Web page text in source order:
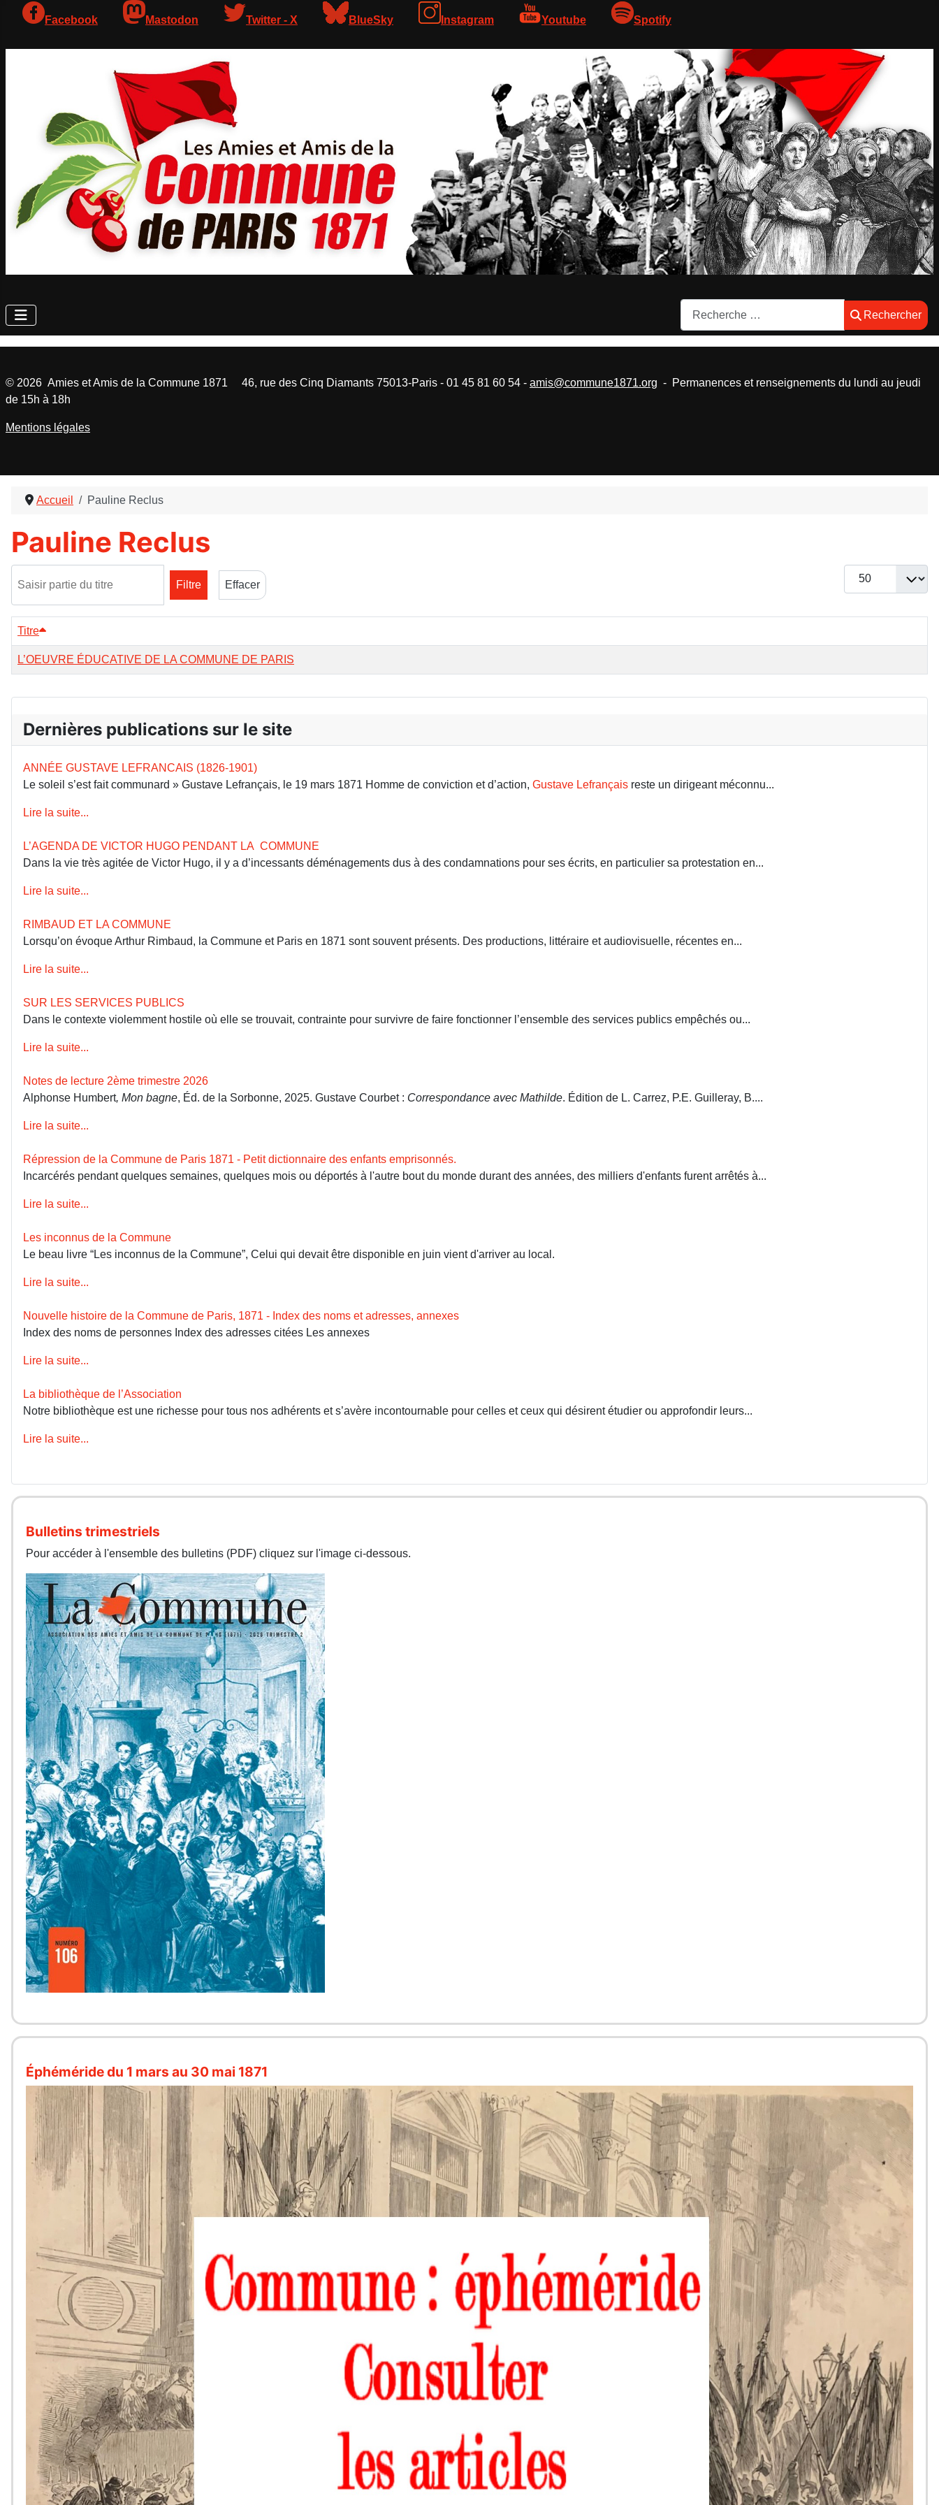
Facebook Mastodon Twitter - X BlueSky Instagram Youtube Spotify
Rechercher
Rechercher
Accueil Pauline Reclus
Pauline Reclus
Filtre
Effacer
Afficher #
Titre
L’OEUVRE ÉDUCATIVE DE LA COMMUNE DE PARIS
Dernières publications sur le site
ANNÉE GUSTAVE LEFRANCAIS (1826-1901)
Le soleil s’est fait communard » Gustave Lefrançais, le 19 mars 1871 Homme de conviction et d’action, Gustave Lefrançais reste un dirigeant méconnu...
Lire la suite...
L’AGENDA DE VICTOR HUGO PENDANT LA COMMUNE
Dans la vie très agitée de Victor Hugo, il y a d’incessants déménagements dus à des condamnations pour ses écrits, en particulier sa protestation en...
Lire la suite...
RIMBAUD ET LA COMMUNE
Lorsqu’on évoque Arthur Rimbaud, la Commune et Paris en 1871 sont souvent présents. Des productions, littéraire et audiovisuelle, récentes en...
Lire la suite...
SUR LES SERVICES PUBLICS
Dans le contexte violemment hostile où elle se trouvait, contrainte pour survivre de faire fonctionner l’ensemble des services publics empêchés ou...
Lire la suite...
Notes de lecture 2ème trimestre 2026
Alphonse Humbert, Mon bagne, Éd. de la Sorbonne, 2025. Gustave Courbet : Correspondance avec Mathilde. Édition de L. Carrez, P.E. Guilleray, B....
Lire la suite...
Répression de la Commune de Paris 1871 - Petit dictionnaire des enfants emprisonnés.
Incarcérés pendant quelques semaines, quelques mois ou déportés à l'autre bout du monde durant des années, des milliers d'enfants furent arrêtés à...
Lire la suite...
Les inconnus de la Commune
Le beau livre “Les inconnus de la Commune”, Celui qui devait être disponible en juin vient d'arriver au local.
Lire la suite...
Nouvelle histoire de la Commune de Paris, 1871 - Index des noms et adresses, annexes
Index des noms de personnes Index des adresses citées Les annexes
Lire la suite...
La bibliothèque de l’Association
Notre bibliothèque est une richesse pour tous nos adhérents et s’avère incontournable pour celles et ceux qui désirent étudier ou approfondir leurs...
Lire la suite...
Bulletins trimestriels
Pour accéder à l'ensemble des bulletins (PDF) cliquez sur l'image ci-dessous.
Éphéméride du 1 mars au 30 mai 1871
© 2026 Amies et Amis de la Commune 1871 46, rue des Cinq Diamants 75013-Paris - 01 45 81 60 54 - amis@commune1871.org - Permanences et renseignements du lundi au jeudi
de 15h à 18h
Mentions légales